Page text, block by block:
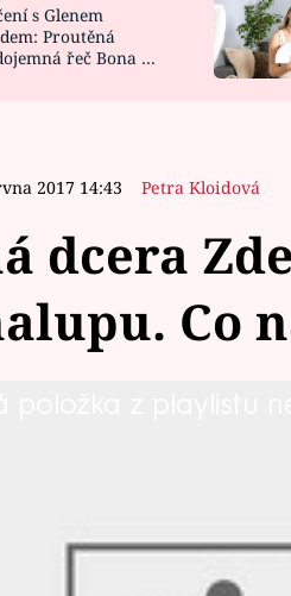
s Glenem
Proutěná
řeč Bona a
2017 14:43 Petra Kloidová
dcera
Co